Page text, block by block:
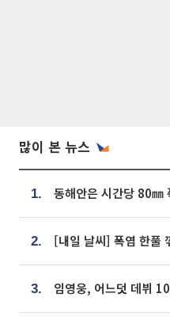
많이 본 뉴스
1.
2.
3.